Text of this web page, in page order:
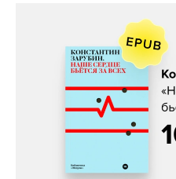
Константин